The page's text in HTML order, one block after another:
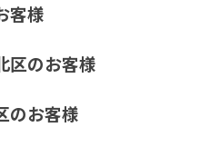
客様
区のお客様
のお客様